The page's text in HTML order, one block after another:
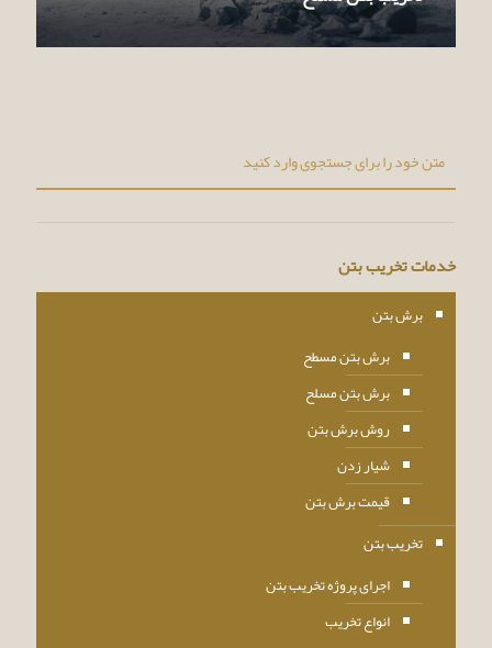
خدمات تخریب بتن
برش بتن
برش بتن مسطح
برش بتن مسلح
روش برش بتن
شیار زدن
قیمت برش بتن
تخریب بتن
اجرای پروژه تخریب بتن
انواع تخریب